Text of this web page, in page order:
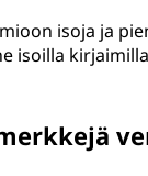
isoja ja
isoilla